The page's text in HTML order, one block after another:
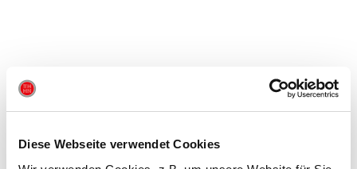
Diese Webseite verwendet Cookies